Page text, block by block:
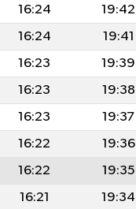
16:24 19:42
16:24 19:41
16:23 19:39
16:23 19:38
16:23 19:37
16:22 19:36
16:22 19:35
16:21 19:34